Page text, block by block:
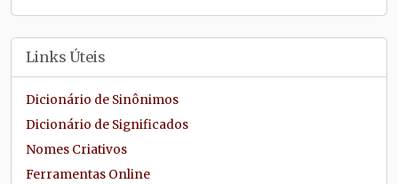
Links Úteis
Dicionário de Sinônimos
Dicionário de Significados
Nomes Criativos
Ferramentas Online